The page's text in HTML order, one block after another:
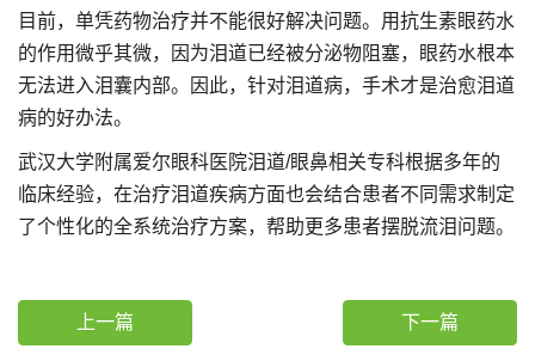
目前，单凭药物治疗并不能很好解决问题。用抗生素眼药水
的作用微乎其微，因为泪道已经被分泌物阻塞，眼药水根本
无法进入泪囊内部。因此，针对泪道病，手术才是治愈泪道
病的好办法。
武汉大学附属爱尔眼科医院泪道/眼鼻相关专科根据多年的
临床经验，在治疗泪道疾病方面也会结合患者不同需求制定
了个性化的全系统治疗方案，帮助更多患者摆脱流泪问题。
上一篇 下一篇